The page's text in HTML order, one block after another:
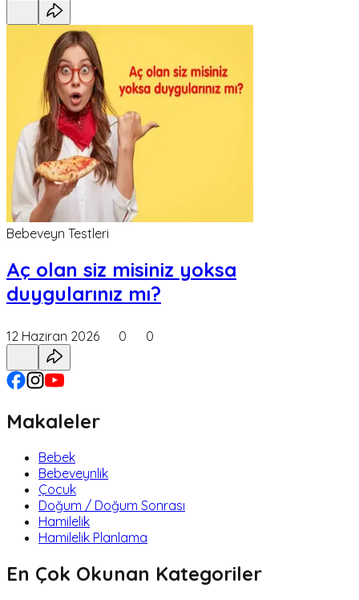
Bebeveyn Testleri
Aç olan siz misiniz yoksa
duygularınız mı?
12 Haziran 2026 0 0
Makaleler
Bebek
Bebeveynlik
Çocuk
Doğum / Doğum Sonrası
Hamilelik
Hamilelik Planlama
En Çok Okunan Kategoriler